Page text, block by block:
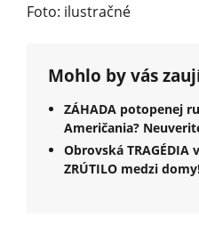
Foto: ilustračné
Mohlo by vás
ZÁHADA potopenej
Američania?
Obrovská TRAGÉDIA
ZRÚTILO medzi